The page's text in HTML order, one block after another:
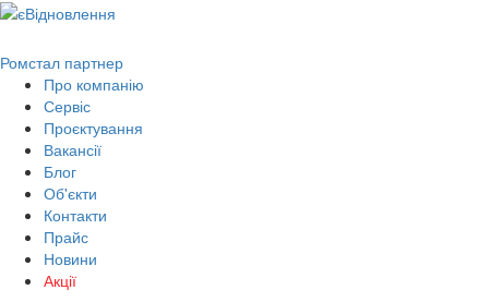
Ромстал партнер
Про компанію
Сервіс
Проєктування
Вакансії
Блог
Об'єкти
Контакти
Прайс
Новини
Акції